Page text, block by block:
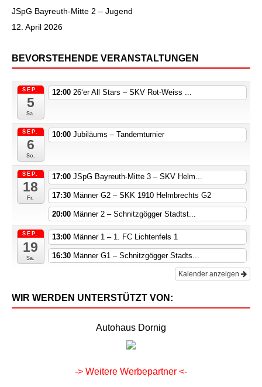
JSpG Bayreuth-Mitte 2 – Jugend
12. April 2026
BEVORSTEHENDE VERANSTALTUNGEN
SEP.
5
Sa.
12:00 26‘er All Stars – SKV Rot-Weiss ...
SEP.
6
So.
10:00 Jubiläums – Tandemturnier
SEP.
18
Fr.
17:00 JSpG Bayreuth-Mitte 3 – SKV Helm...
17:30 Männer G2 – SKK 1910 Helmbrechts G2
20:00 Männer 2 – Schnitzgögger Stadtst...
SEP.
19
Sa.
13:00 Männer 1 – 1. FC Lichtenfels 1
16:30 Männer G1 – Schnitzgögger Stadts...
Kalender anzeigen
WIR WERDEN UNTERSTÜTZT VON:
Autohaus Dornig
-> Weitere Werbepartner <-